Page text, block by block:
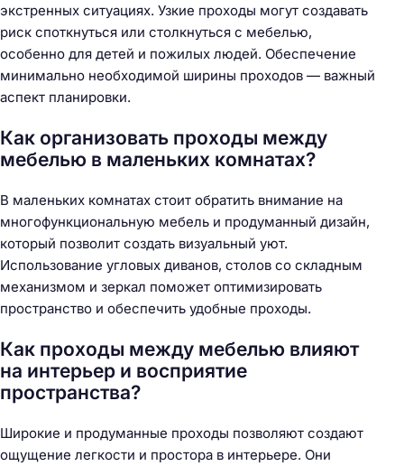
экстренных ситуациях. Узкие проходы могут создавать
риск споткнуться или столкнуться с мебелью,
особенно для детей и пожилых людей. Обеспечение
минимально необходимой ширины проходов — важный
аспект планировки.
Как организовать проходы между
мебелью в маленьких комнатах?
В маленьких комнатах стоит обратить внимание на
многофункциональную мебель и продуманный дизайн,
который позволит создать визуальный уют.
Использование угловых диванов, столов со складным
механизмом и зеркал поможет оптимизировать
пространство и обеспечить удобные проходы.
Как проходы между мебелью влияют
на интерьер и восприятие
пространства?
Широкие и продуманные проходы позволяют создают
ощущение легкости и простора в интерьере. Они